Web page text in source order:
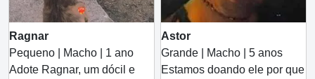
Ragnar
Pequeno | Macho | 1 ano
Adote Ragnar, um dócil e
Astor
Grande | Macho | 5 anos
Estamos doando ele por que